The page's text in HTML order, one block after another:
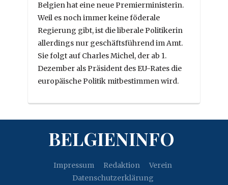
Belgien hat eine neue Premierministerin.
Weil es noch immer keine föderale
Regierung gibt, ist die liberale Politikerin
allerdings nur geschäftsführend im Amt.
Sie folgt auf Charles Michel, der ab 1.
Dezember als Präsident des EU-Rates die
europäische Politik mitbestimmen wird.
BELGIENINFO
Impressum Redaktion
Verein
Datenschutzerklärung